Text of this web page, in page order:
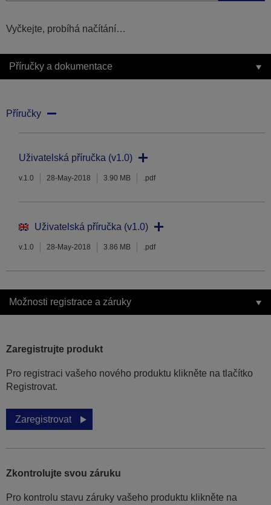
Vyčkejte, probíhá načítání…
Příručky a dokumentace
Příručky
Uživatelská příručka (v1.0)
v.1.0 28-May-2018 3.90 MB .pdf
Uživatelská příručka (v1.0)
v.1.0 28-May-2018 3.86 MB .pdf
Možnosti registrace a záruky
Zaregistrujte produkt
Pro registraci vašeho nového produktu klikněte na tlačítko
Registrovat.
Zaregistrovat
Zkontrolujte svou záruku
Pro kontrolu stavu záruky vašeho produktu klikněte na